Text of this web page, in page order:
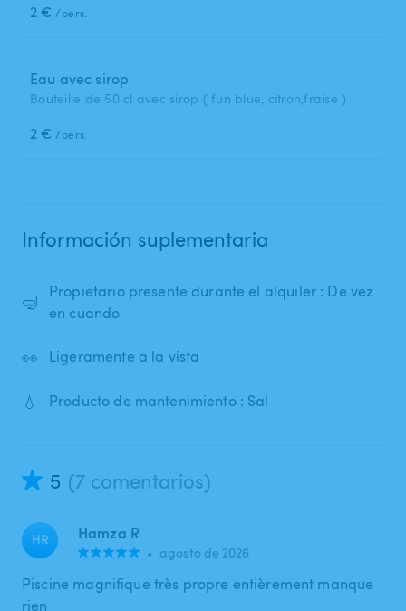
2 € /pers.
Eau avec sirop
Bouteille de 50 cl avec sirop ( fun blue, citron,fraise )
2 € /pers.
Información suplementaria
🤿
Propietario presente durante el alquiler : De vez
en cuando
👀 Ligeramente a la vista
💧 Producto de mantenimiento : Sal
5 (7 comentarios)
HR Hamza R
• agosto de 2026
Piscine magnifique très propre entièrement manque
rien